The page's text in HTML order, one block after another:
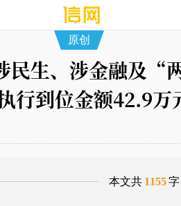
原创
民生、涉金融及“
行到位金额42.9万
本文共 1155